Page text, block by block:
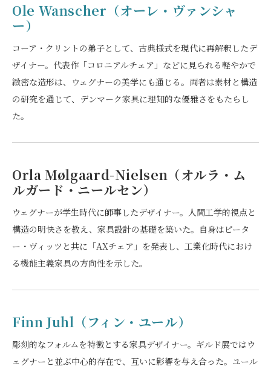
Ole Wanscher（オーレ・ヴァンシャ
ー）
コーア・クリントの弟子として、古典様式を現代に再解釈したデ
ザイナー。代表作「コロニアルチェア」などに見られる軽やかで
緻密な造形は、ウェグナーの美学にも通じる。両者は素材と構造
の研究を通じて、デンマーク家具に理知的な優雅さをもたらし
た。
Orla Mølgaard-Nielsen（オルラ・ム
ルガード・ニールセン）
ウェグナーが学生時代に師事したデザイナー。人間工学的視点と
構造の明快さを教え、家具設計の基礎を築いた。自身はピータ
ー・ヴィッツと共に「AXチェア」を発表し、工業化時代におけ
る機能主義家具の方向性を示した。
Finn Juhl（フィン・ユール）
彫刻的なフォルムを特徴とする家具デザイナー。ギルド展ではウ
ェグナーと並ぶ中心的存在で、互いに影響を与え合った。ユール